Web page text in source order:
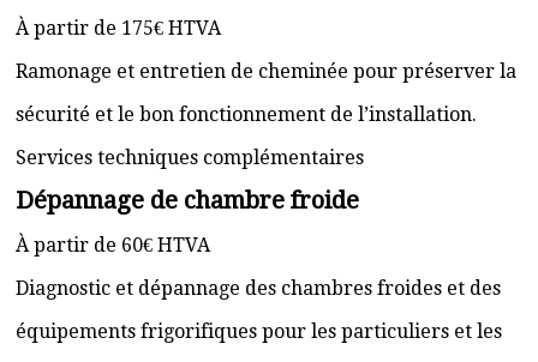
À partir de 175€ HTVA
Ramonage et entretien de cheminée pour préserver la
sécurité et le bon fonctionnement de l’installation.
Services techniques complémentaires
Dépannage de chambre froide
À partir de 60€ HTVA
Diagnostic et dépannage des chambres froides et des
équipements frigorifiques pour les particuliers et les